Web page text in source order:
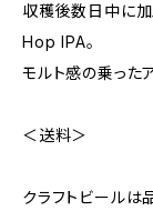
収穫後数日中に
Hop IPA。
モルト感の乗った
＜送料＞
クラフトビールは